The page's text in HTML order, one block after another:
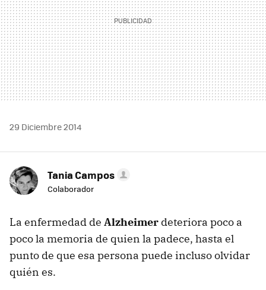
29 Diciembre 2014
Tania Campos
Colaborador
La enfermedad de Alzheimer deteriora poco a
poco la memoria de quien la padece, hasta el
punto de que esa persona puede incluso olvidar
quién es.